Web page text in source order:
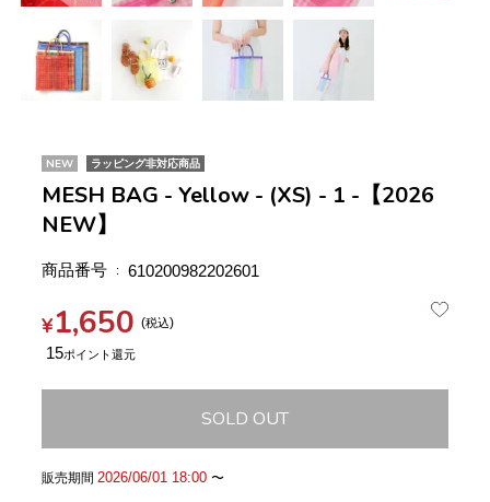
NEW ラッピング非対応商品
MESH BAG - Yellow - (XS) - 1 -【2026
NEW】
商品番号 610200982202601
¥1,650 税込
15
SOLD OUT
販売期間 2026/06/01 18:00〜